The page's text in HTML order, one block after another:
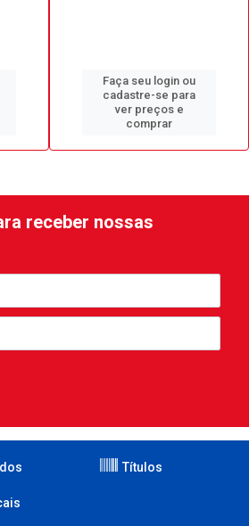
Faça seu login ou
cadastre-se para
ver preços e
comprar
receber nossas
Títulos